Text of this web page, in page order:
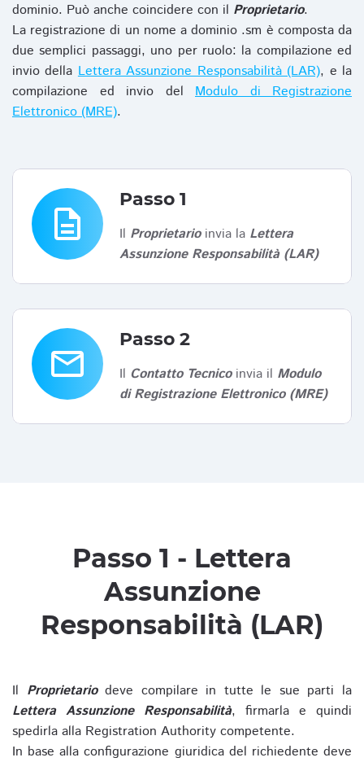
dominio. Può anche coincidere con il Proprietario.
La registrazione di un nome a dominio .sm è composta da
due semplici passaggi, uno per ruolo: la compilazione ed
invio dellaLettera Assunzione Responsabilità (LAR), e la
compilazione ed invio del Modulo di Registrazione
Elettronico (MRE).
description
Passo 1
Il Proprietarioinvia la Lettera
Assunzione Responsabilità (LAR)
email
Passo 2
Il Contatto Tecnicoinvia il Modulo
di Registrazione Elettronico (MRE)
Passo 1 - Lettera
Assunzione
Responsabilità (LAR)
Il Proprietariodeve compilare in tutte le sue parti la
Lettera Assunzione Responsabilità, firmarla e quindi
spedirla alla Registration Authority competente.
In base alla configurazione giuridica del richiedente deve